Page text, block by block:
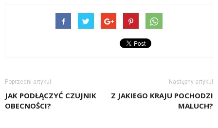
Poprzedni artykuł
JAK PODŁĄCZYĆ CZUJNIK
OBECNOŚCI?
Następny artykuł
Z JAKIEGO KRAJU POCHODZI
MALUCH?